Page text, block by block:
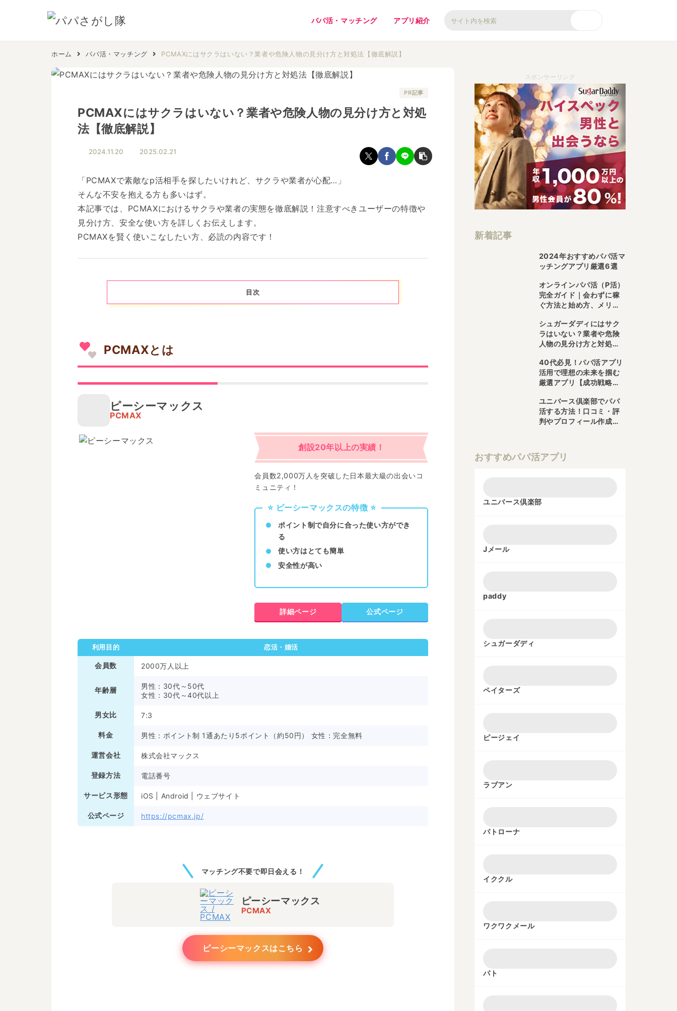
パパ活・マッチング アプリ紹介
ホーム パパ活・マッチング PCMAXにはサクラはいない？業者や危険人物の見分け方と対処法【徹底解説】
PCMAXにはサクラはいない？業者や危険人物の見分け方と対処
法【徹底解説】
2024.11.20 2025.02.21
「PCMAXで素敵なp活相手を探したいけれど、サクラや業者が心配…」
そんな不安を抱える方も多いはず。
本記事では、PCMAXにおけるサクラや業者の実態を徹底解説！注意すべきユーザーの特徴や
見分け方、安全な使い方を詳しくお伝えします。
PCMAXを賢く使いこなしたい方、必読の内容です！
目次
PCMAXとは
ピーシーマックス
PCMAX
創設20年以上の実績！
会員数2,000万人を突破した日本最大級の出会いコ
ミュニティ！
⭐️ ピーシーマックスの特徴 ⭐️
ポイント制で自分に合った使い方ができ
る
使い方はとても簡単
安全性が高い
詳細ページ 公式ページ
利用目的 恋活・婚活
会員数 2000万人以上
年齢層
男性：30代～50代
女性：30代～40代以上
男女比 7:3
料金 男性：ポイント制 1通あたり5ポイント（約50円） 女性：完全無料
運営会社 株式会社マックス
登録方法 電話番号
サービス形態 iOS | Android | ウェブサイト
公式ページ https://pcmax.jp/
マッチング不要で即日会える！
ピーシーマックス
PCMAX
ピーシーマックスはこちら
スポンサーリンク
新着記事
2024年おすすめパパ活マ
ッチングアプリ厳選6選
オンラインパパ活（P活）
完全ガイド｜会わずに稼
ぐ方法と始め方、メリッ
解説
シュガーダディにはサク
ラはいない？業者や危険
人物の見分け方と対処法
40代必見！パパ活アプリ
活用で理想の未来を掴む
厳選アプリ【成功戦略付
ユニバース倶楽部でパパ
活する方法！口コミ・評
判やプロフィール作成と
おすすめパパ活アプリ
ユニバース倶楽部
Jメール
paddy
シュガーダディ
ペイターズ
ピージェイ
ラブアン
パトローナ
イククル
ワクワクメール
パト